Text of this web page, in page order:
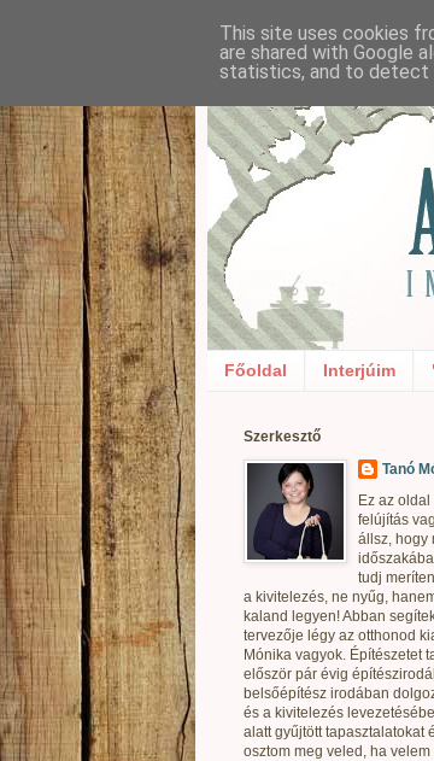
Főoldal Interjúim
Szerkesztő
Tanó
Ez az
felújítás
állsz, hogy
tudj
a kivitelezés, ne nyűg,
kaland legyen! Abban
tervezője légy az otthonod
Mónika vagyok. Építészetet
először pár évig
belsőépítész irodában
és a kivitelezés
alatt gyűjtött tapasztalatokat
osztom meg veled, ha velem
This site uses cookies
are shared with Google
statistics, and to detect